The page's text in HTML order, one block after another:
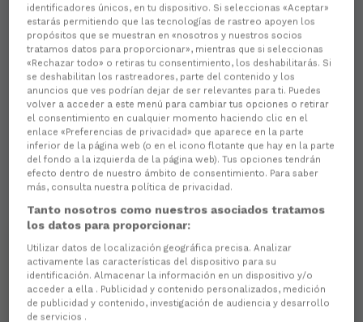
identificadores únicos, en tu dispositivo. Si seleccionas «Aceptar»
estarás permitiendo que las tecnologías de rastreo apoyen los
propósitos que se muestran en «nosotros y nuestros socios
tratamos datos para proporcionar», mientras que si seleccionas
«Rechazar todo» o retiras tu consentimiento, los deshabilitarás. Si
se deshabilitan los rastreadores, parte del contenido y los
anuncios que ves podrían dejar de ser relevantes para ti. Puedes
volver a acceder a este menú para cambiar tus opciones o retirar
el consentimiento en cualquier momento haciendo clic en el
enlace «Preferencias de privacidad» que aparece en la parte
inferior de la página web (o en el icono flotante que hay en la parte
del fondo a la izquierda de la página web). Tus opciones tendrán
efecto dentro de nuestro ámbito de consentimiento. Para saber
más, consulta nuestra política de privacidad.
Tanto nosotros como nuestros asociados tratamos
los datos para proporcionar:
Utilizar datos de localización geográfica precisa. Analizar
activamente las características del dispositivo para su
identificación. Almacenar la información en un dispositivo y/o
acceder a ella . Publicidad y contenido personalizados, medición
de publicidad y contenido, investigación de audiencia y desarrollo
de servicios .